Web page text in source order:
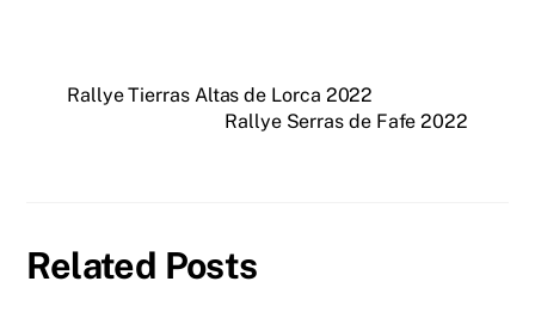
Rallye Tierras Altas de Lorca 2022
Rallye Serras de Fafe 2022
Related Posts